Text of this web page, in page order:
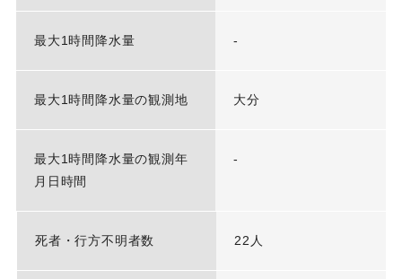
最大1時間降水量 -
最大1時間降水量の観測地 大分
最大1時間降水量の観測年
月日時間
-
死者・行方不明者数 22人